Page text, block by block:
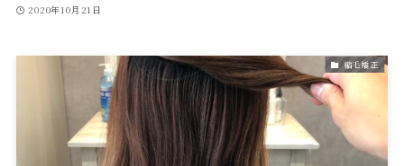
2020年10月21日
縮毛矯正